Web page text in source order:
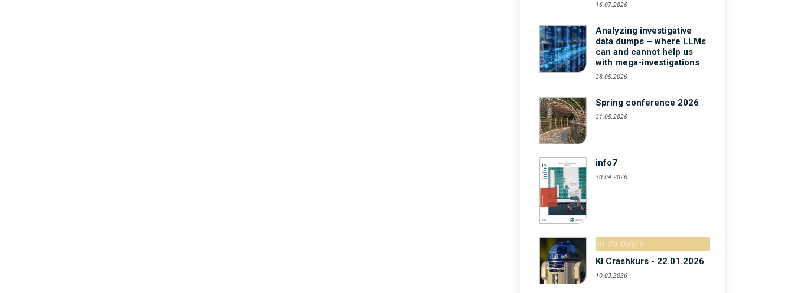
16.07.2026
Analyzing investigative
data dumps – where LLMs
can and cannot help us
with mega-investigations
28.05.2026
Spring conference 2026
21.05.2026
info7
30.04.2026
In 75 Day/s
KI Crashkurs - 22.01.2026
10.03.2026